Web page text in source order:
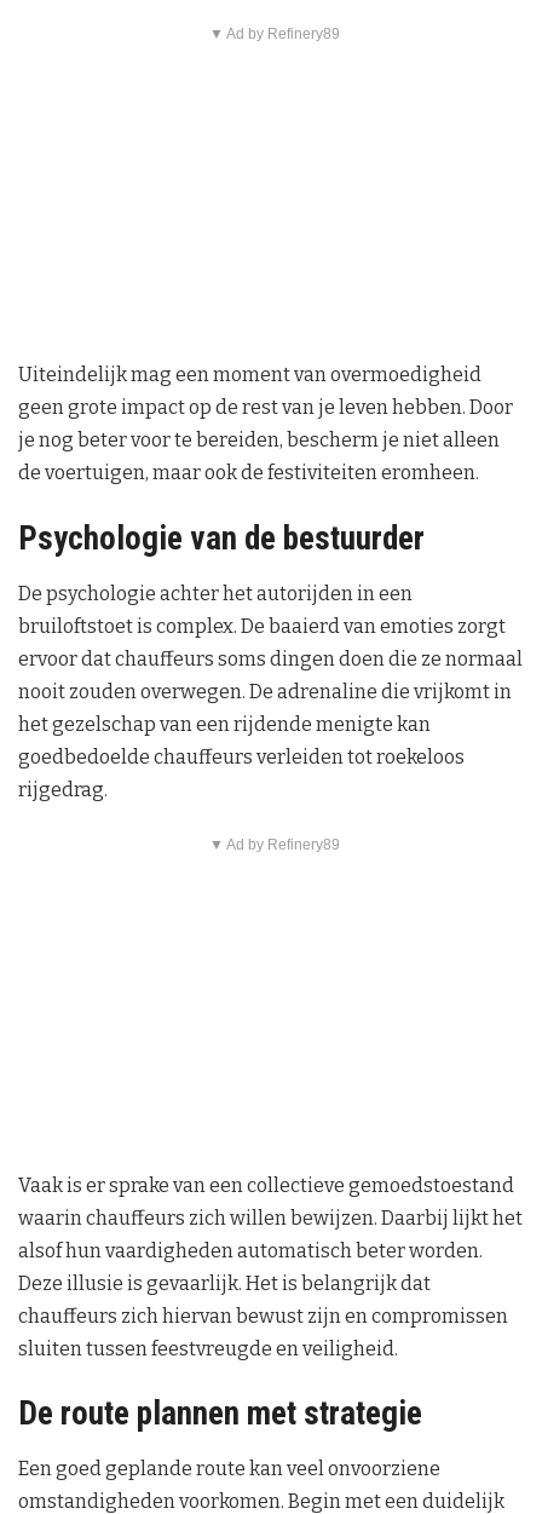
▼ Ad by Refinery89
Uiteindelijk mag een moment van overmoedigheid
geen grote impact op de rest van je leven hebben. Door
je nog beter voor te bereiden, bescherm je niet alleen
de voertuigen, maar ook de festiviteiten eromheen.
Psychologie van de bestuurder
De psychologie achter het autorijden in een
bruiloftstoet is complex. De baaierd van emoties zorgt
ervoor dat chauffeurs soms dingen doen die ze normaal
nooit zouden overwegen. De adrenaline die vrijkomt in
het gezelschap van een rijdende menigte kan
goedbedoelde chauffeurs verleiden tot roekeloos
rijgedrag.
▼ Ad by Refinery89
Vaak is er sprake van een collectieve gemoedstoestand
waarin chauffeurs zich willen bewijzen. Daarbij lijkt het
alsof hun vaardigheden automatisch beter worden.
Deze illusie is gevaarlijk. Het is belangrijk dat
chauffeurs zich hiervan bewust zijn en compromissen
sluiten tussen feestvreugde en veiligheid.
De route plannen met strategie
Een goed geplande route kan veel onvoorziene
omstandigheden voorkomen. Begin met een duidelijk